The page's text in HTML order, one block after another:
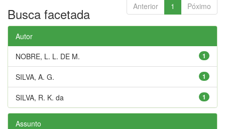
Anterior 1 Póximo
Busca facetada
Autor
1
NOBRE, L. L. DE M.
1
SILVA, A. G.
1
SILVA, R. K. da
Assunto